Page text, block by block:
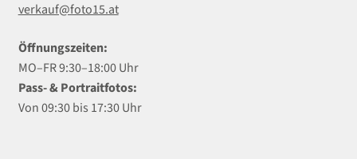
verkauf@foto15.at
Öffnungszeiten:
MO–FR 9:30–18:00 Uhr
Pass- & Portraitfotos:
Von 09:30 bis 17:30 Uhr